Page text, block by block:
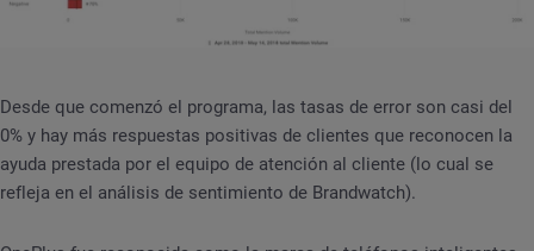
Desde que comenzó el programa, las tasas de error son casi del
0% y hay más respuestas positivas de clientes que reconocen la
ayuda prestada por el equipo de atención al cliente (lo cual se
refleja en el análisis de sentimiento de Brandwatch).